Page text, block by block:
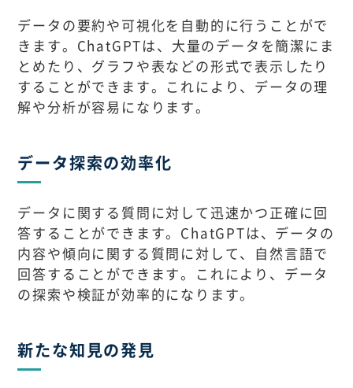
データの要約や可視化を自動的に行うことがで
きます。ChatGPTは、大量のデータを簡潔にま
とめたり、グラフや表などの形式で表示したり
することができます。これにより、データの理
解や分析が容易になります。
データ探索の効率化
データに関する質問に対して迅速かつ正確に回
答することができます。ChatGPTは、データの
内容や傾向に関する質問に対して、自然言語で
回答することができます。これにより、データ
の探索や検証が効率的になります。
新たな知見の発見